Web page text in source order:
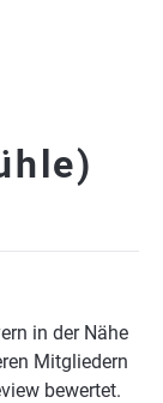
in der Nähe
Mitgliedern
bewertet.